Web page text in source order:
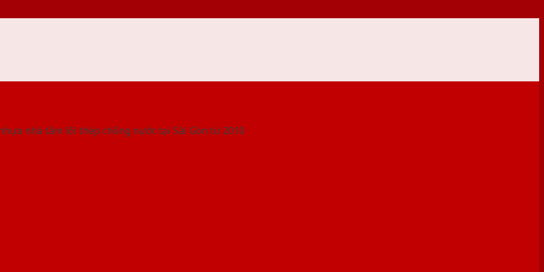
nhà tắm lõi thép chống nước tại Sài Gòn từ 2010